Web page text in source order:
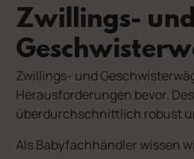
Zwillings- und
Zwillings- und
Herausforderungen bevor.
überdurchschnittlich robust
Als Babyfachhändler wissen